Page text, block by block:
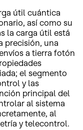
útil cuántica
así como su
la carga útil está
precisión, una
a tierra fotón
el segmento
y las
principal del
al sistema
al
y telecontrol.